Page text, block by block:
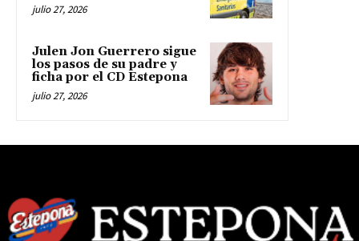
julio 27, 2026
Julen Jon Guerrero sigue
los pasos de su padre y
ficha por el CD Estepona
julio 27, 2026